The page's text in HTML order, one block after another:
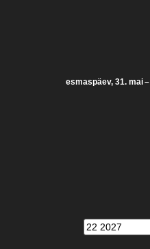
esmaspäev, 31. mai